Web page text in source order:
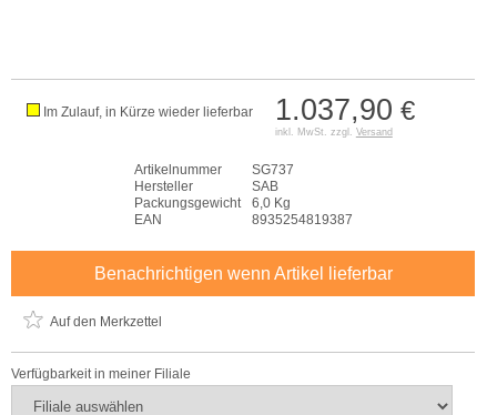
1.037,90 €
inkl. MwSt. zzgl. Versand
Im Zulauf, in Kürze wieder lieferbar
Artikelnummer
SG737
Hersteller
SAB
Packungsgewicht
6,0 Kg
EAN
8935254819387
Benachrichtigen wenn Artikel lieferbar
Auf den Merkzettel
Verfügbarkeit in meiner Filiale